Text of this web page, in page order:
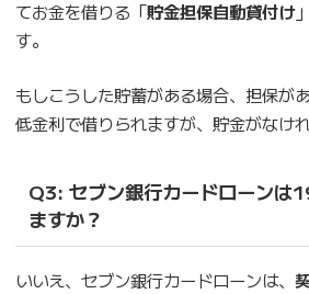
てお金を借りる「貯金担保自動貸付け
す。
もしこうした貯蓄がある場合、担保が
低金利で借りられますが、貯金がなけ
Q3: セブン銀行カードローンは
ますか？
いいえ、セブン銀行カードローンは、